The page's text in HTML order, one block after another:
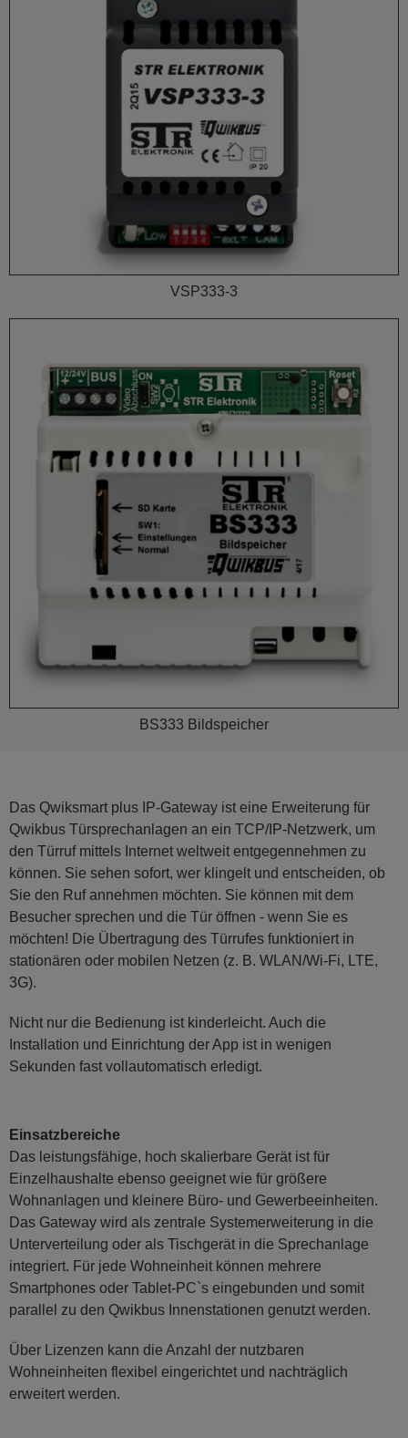
VSP333-3
BS333 Bildspeicher
Das Qwiksmart plus IP-Gateway ist eine Erweiterung für
Qwikbus Türsprechanlagen an ein TCP/IP-Netzwerk, um
den Türruf mittels Internet weltweit entgegennehmen zu
können. Sie sehen sofort, wer klingelt und entscheiden, ob
Sie den Ruf annehmen möchten. Sie können mit dem
Besucher sprechen und die Tür öffnen - wenn Sie es
möchten! Die Übertragung des Türrufes funktioniert in
stationären oder mobilen Netzen (z. B. WLAN/Wi-Fi, LTE,
3G).
Nicht nur die Bedienung ist kinderleicht. Auch die
Installation und Einrichtung der App ist in wenigen
Sekunden fast vollautomatisch erledigt.
Einsatzbereiche
Das leistungsfähige, hoch skalierbare Gerät ist für
Einzelhaushalte ebenso geeignet wie für größere
Wohnanlagen und kleinere Büro- und Gewerbeeinheiten.
Das Gateway wird als zentrale Systemerweiterung in die
Unterverteilung oder als Tischgerät in die Sprechanlage
integriert. Für jede Wohneinheit können mehrere
Smartphones oder Tablet-PC`s eingebunden und somit
parallel zu den Qwikbus Innenstationen genutzt werden.
Über Lizenzen kann die Anzahl der nutzbaren
Wohneinheiten flexibel eingerichtet und nachträglich
erweitert werden.